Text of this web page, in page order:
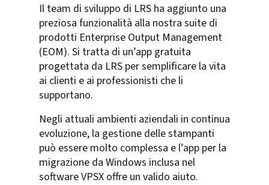
Il team di sviluppo di LRS ha aggiunto una
preziosa funzionalità alla nostra suite di
prodotti Enterprise Output Management
(EOM). Si tratta di un’app gratuita
progettata da LRS per semplificare la vita
ai clienti e ai professionisti che li
supportano.
Negli attuali ambienti aziendali in continua
evoluzione, la gestione delle stampanti
può essere molto complessa e l’app per la
migrazione da Windows inclusa nel
software VPSX offre un valido aiuto.